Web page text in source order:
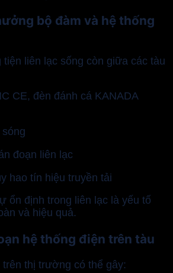
bộ đàm và hệ thống
liên lạc sống còn giữa các tàu
CE, đèn đánh cá KANADA
đoạn liên lạc
hao tín hiệu truyền tải
ổn định trong liên lạc là yếu tố
và hiệu quả.
hệ thống điện trên tàu
thị trường có thể gây: